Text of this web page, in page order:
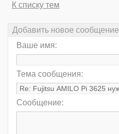
К списку тем
Добавить новое сообщение
Ваше имя:
Тема сообщения:
Сообщение: